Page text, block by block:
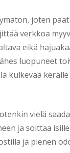
joten
verkkoa
eikä
luopuneet
kulkevaa
vielä
ja soittaa
ja pienen